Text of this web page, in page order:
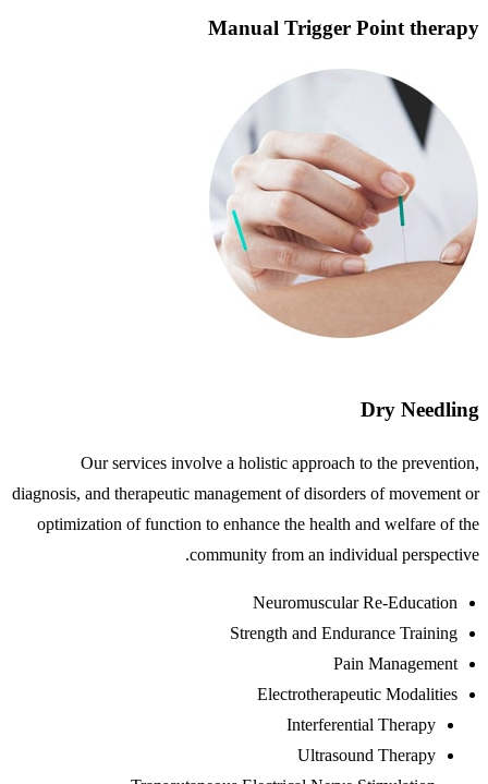
Manual Trigger Point therapy
Dry Needling
Our services involve a holistic approach to the prevention,
diagnosis, and therapeutic management of disorders of movement or
optimization of function to enhance the health and welfare of the
community from an individual perspective.
Neuromuscular Re-Education
Strength and Endurance Training
Pain Management
Electrotherapeutic Modalities
Interferential Therapy
Ultrasound Therapy